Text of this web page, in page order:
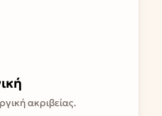
ακριβείας.